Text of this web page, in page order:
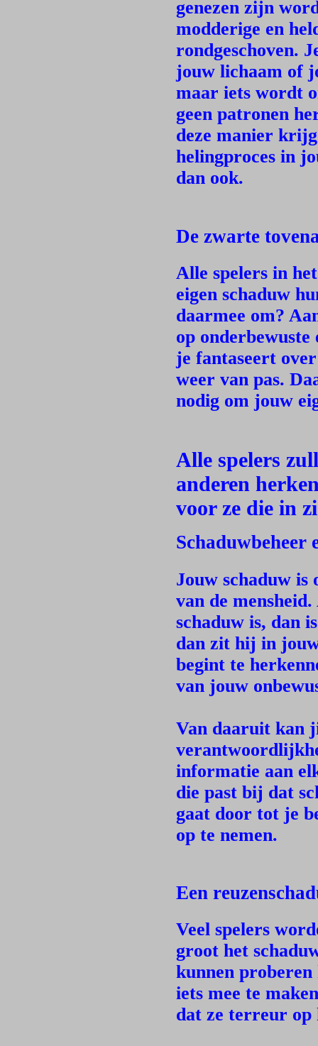
genezen zijn
modderige en
rondgeschoven.
jouw lichaam of
maar iets wordt
geen patronen
deze manier
helingproces in
dan ook.
De zwarte
Alle spelers in
eigen schaduw
daarmee om?
op
je fantaseert
weer van pas.
nodig om jouw
Alle spelers
anderen
voor ze die in
Schaduwbeheer
Jouw schaduw is
van de
schaduw is, dan
dan zit hij in
begint te
van jouw
Van daaruit kan
informatie aan
die past bij dat
gaat door tot je
op te nemen.
Een
Veel spelers
groot het
kunnen
iets mee te
dat ze terreur op